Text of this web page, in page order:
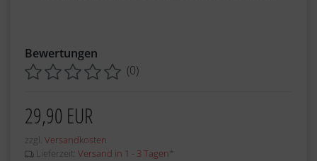
Bewertungen
(0)
29,90 EUR
zzgl. Versandkosten
Lieferzeit: Versand in 1 - 3 Tagen *